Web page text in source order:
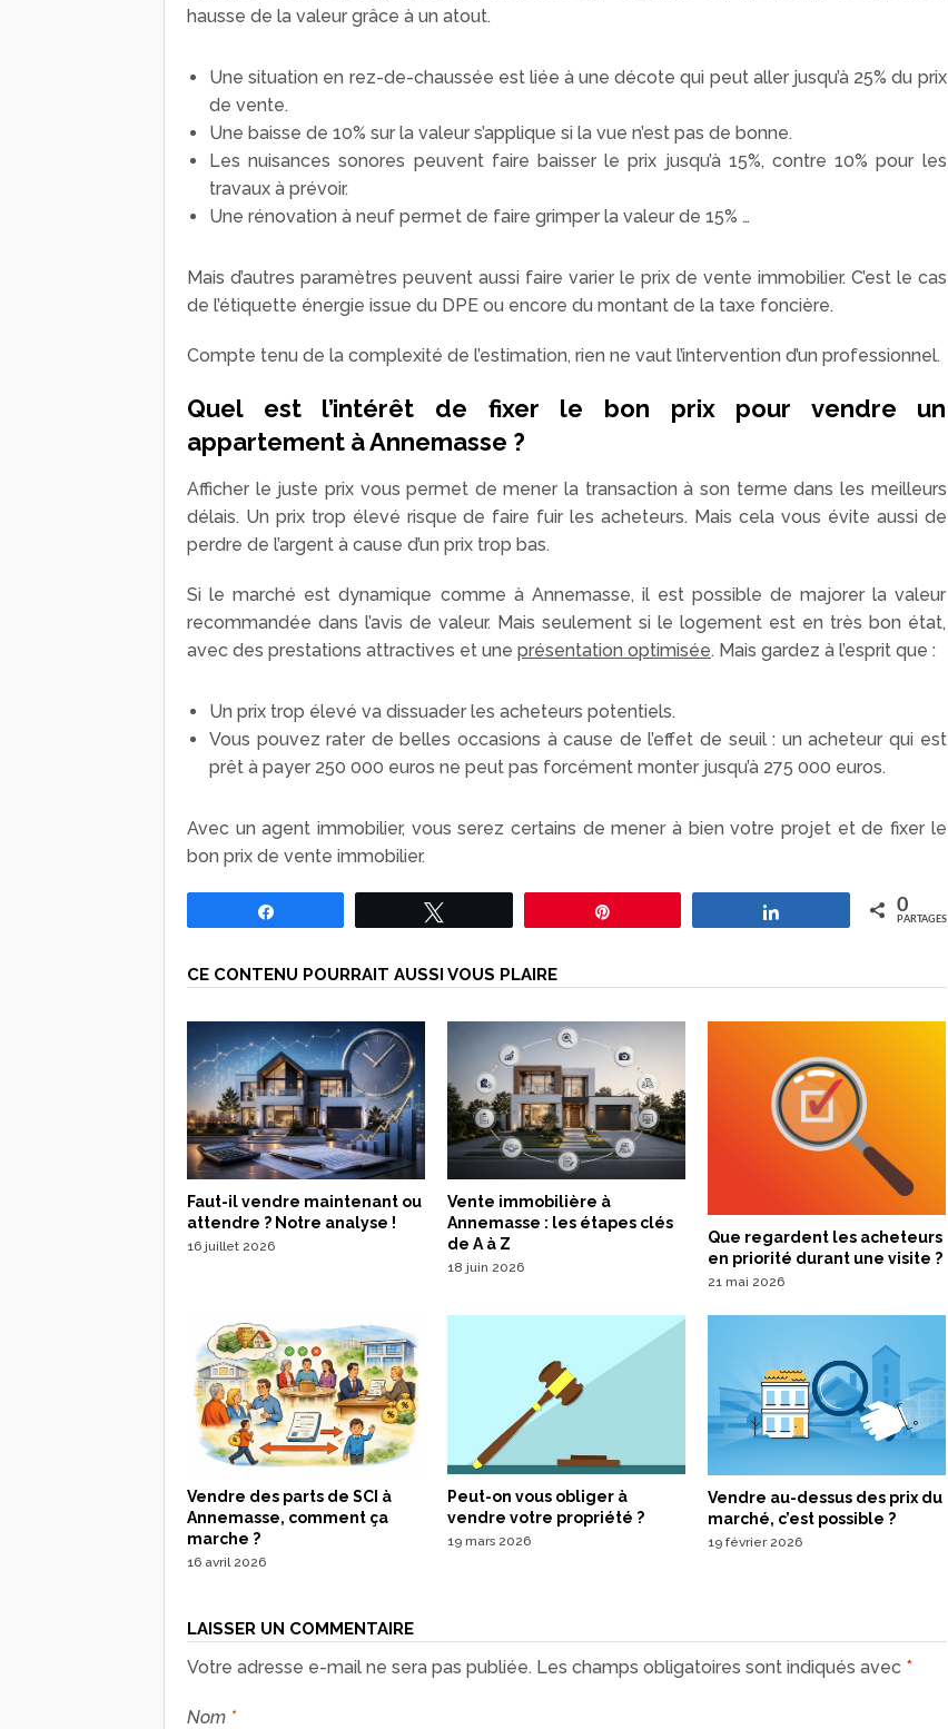
hausse de la valeur grâce à un atout.
Une situation en rez-de-chaussée est liée à une décote qui peut aller jusqu’à 25% du prix
de vente.
Une baisse de 10% sur la valeur s’applique si la vue n’est pas de bonne.
Les nuisances sonores peuvent faire baisser le prix jusqu’à 15%, contre 10% pour les
travaux à prévoir.
Une rénovation à neuf permet de faire grimper la valeur de 15% …
Mais d’autres paramètres peuvent aussi faire varier le prix de vente immobilier. C’est le cas
de l’étiquette énergie issue du DPE ou encore du montant de la taxe foncière.
Compte tenu de la complexité de l’estimation, rien ne vaut l’intervention d’un professionnel.
Quel est l’intérêt de fixer le bon prix pour vendre un
appartement à Annemasse ?
Afficher le juste prix vous permet de mener la transaction à son terme dans les meilleurs
délais. Un prix trop élevé risque de faire fuir les acheteurs. Mais cela vous évite aussi de
perdre de l’argent à cause d’un prix trop bas.
Si le marché est dynamique comme à Annemasse, il est possible de majorer la valeur
recommandée dans l’avis de valeur. Mais seulement si le logement est en très bon état,
avec des prestations attractives et une présentation optimisée. Mais gardez à l’esprit que :
Un prix trop élevé va dissuader les acheteurs potentiels.
Vous pouvez rater de belles occasions à cause de l’effet de seuil : un acheteur qui est
prêt à payer 250 000 euros ne peut pas forcément monter jusqu’à 275 000 euros.
Avec un agent immobilier, vous serez certains de mener à bien votre projet et de fixer le
bon prix de vente immobilier.
0
PARTAGES
CE CONTENU POURRAIT AUSSI VOUS PLAIRE
Faut-il vendre maintenant ou
attendre ? Notre analyse !
16 juillet 2026
Vente immobilière à
Annemasse : les étapes clés
de A à Z
18 juin 2026
Que regardent les acheteurs
en priorité durant une visite ?
21 mai 2026
Vendre des parts de SCI à
Annemasse, comment ça
marche ?
16 avril 2026
Peut-on vous obliger à
vendre votre propriété ?
19 mars 2026
Vendre au-dessus des prix du
marché, c’est possible ?
19 février 2026
LAISSER UN COMMENTAIRE
Votre adresse e-mail ne sera pas publiée. Les champs obligatoires sont indiqués avec *
Nom *